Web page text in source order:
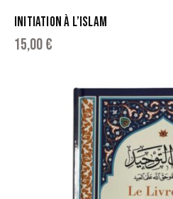
INITIATION À L’ISLAM
15,00€